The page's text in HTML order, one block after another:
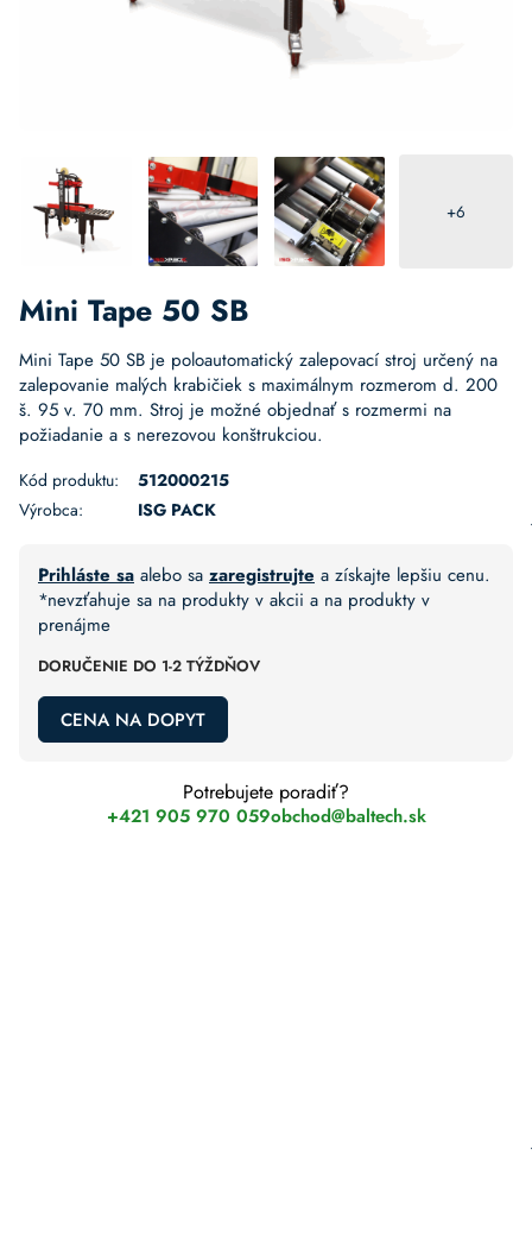
+6
Mini Tape 50 SB
Mini Tape 50 SB je poloautomatický zalepovací stroj určený na
zalepovanie malých krabičiek s maximálnym rozmerom d. 200
š. 95 v. 70 mm. Stroj je možné objednať s rozmermi na
požiadanie a s nerezovou konštrukciou.
Kód produktu:
512000215
Výrobca:
ISG PACK
Prihláste sa alebo sa zaregistrujte a získajte lepšiu cenu.
*nevzťahuje sa na produkty v akcii a na produkty v
prenájme
DORUČENIE DO 1-2 TÝŽDŇOV
CENA NA DOPYT
Potrebujete poradiť?
+421 905 970 059obchod@baltech.sk